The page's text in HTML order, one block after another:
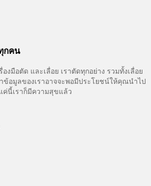
กคน
งมือตัด และเลื่อย เราตัดทุกอย่าง รวมทั้งเลื่อย
ข้อมูลของเราอาจจะพอมีประโยชน์ให้คุณนำไป
ค่นี้เราก็มีความสุขแล้ว